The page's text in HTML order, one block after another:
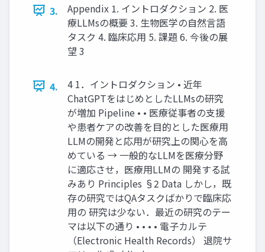
3.
Appendix 1. イントロダクション 2. 医
療LLMsの概要 3. ⽣物医学の⾃然⾔語
タスク 4. 臨床応⽤ 5. 課題 6. 今後の展
望 3
4.
4 1．イントロダクション • 近年
ChatGPTをはじめとしたLLMsの研究
が増加 Pipeline • • 医療従事者の⽀援
や患者ケアの改善を⽬的とした医療⽤
LLMの開発と応⽤が研究上の関⼼を⾼
めている → ⼀般的なLLMを医療分野
に適応させ，医療⽤LLMの 開発する試
みあり Principles §2 Data しかし，既
存の研究ではQAタスクばかりで臨床応
⽤の 研究は少ない．最近の研究のテー
マは以下の通り • • • • 電⼦カルテ
（Electronic Health Records） 退院サ